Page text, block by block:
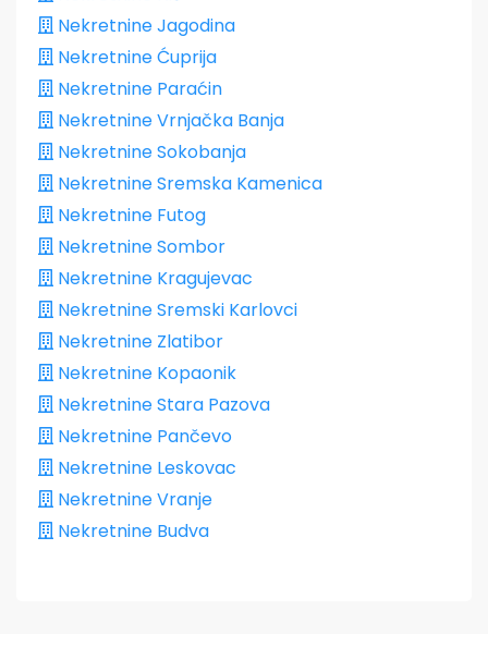
Nekretnine Jagodina
Nekretnine Ćuprija
Nekretnine Paraćin
Nekretnine Vrnjačka Banja
Nekretnine Sokobanja
Nekretnine Sremska Kamenica
Nekretnine Futog
Nekretnine Sombor
Nekretnine Kragujevac
Nekretnine Sremski Karlovci
Nekretnine Zlatibor
Nekretnine Kopaonik
Nekretnine Stara Pazova
Nekretnine Pančevo
Nekretnine Leskovac
Nekretnine Vranje
Nekretnine Budva